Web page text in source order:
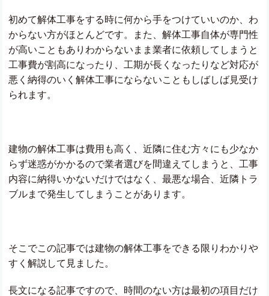
初めて解体工事をする時に何から手をつけていいのか、わ
からない方がほとんどです。また、解体工事自体が専門性
が高いこともありわからないまま業者に依頼してしまうと
工事費が割高になったり、工期が長くなったりなど対応が
悪く納得のいく解体工事にならないこともしばしば見受け
られます。
建物の解体工事は費用も高く、近隣に住む方々にも少なか
らず迷惑がかかるので業者選びを間違えてしまうと、工事
内容に納得いかないだけではなく、最悪な場合、近隣トラ
ブルまで発生してしまうことがあります。
そこでこの記事では建物の解体工事をできる限りわかりや
すく解説して見ました。
長文になる記事ですので、時間のない方は最初の項目だけ